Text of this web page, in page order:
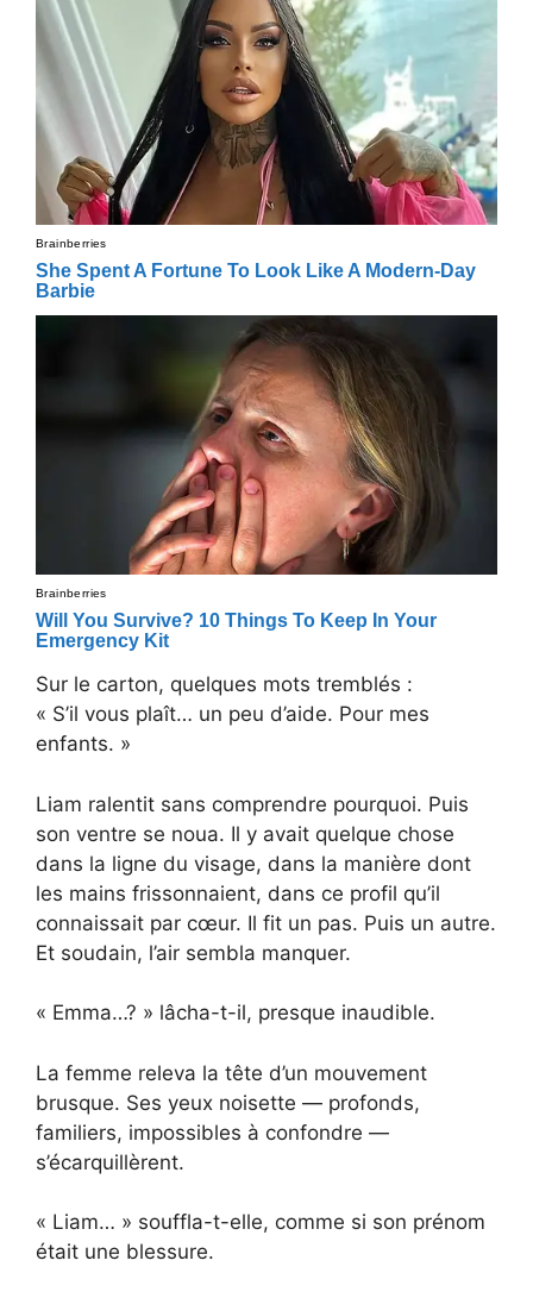
Sur le carton, quelques mots tremblés :
« S’il vous plaît… un peu d’aide. Pour mes
enfants. »
Liam ralentit sans comprendre pourquoi. Puis
son ventre se noua. Il y avait quelque chose
dans la ligne du visage, dans la manière dont
les mains frissonnaient, dans ce profil qu’il
connaissait par cœur. Il fit un pas. Puis un autre.
Et soudain, l’air sembla manquer.
« Emma…? » lâcha-t-il, presque inaudible.
La femme releva la tête d’un mouvement
brusque. Ses yeux noisette — profonds,
familiers, impossibles à confondre —
s’écarquillèrent.
« Liam… » souffla-t-elle, comme si son prénom
était une blessure.